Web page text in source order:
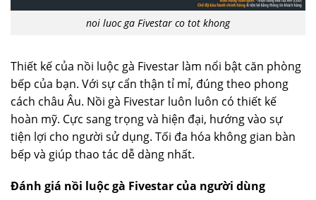
noi luoc ga Fivestar co tot khong
Thiết kế của nồi luộc gà Fivestar làm nổi bật căn phòng
bếp của bạn. Với sự cẩn thận tỉ mỉ, đúng theo phong
cách châu Âu. Nồi gà Fivestar luôn luôn có thiết kế
hoàn mỹ. Cực sang trọng và hiện đại, hướng vào sự
tiện lợi cho người sử dụng. Tối đa hóa không gian bàn
bếp và giúp thao tác dễ dàng nhất.
Đánh giá nồi luộc gà Fivestar của người dùng